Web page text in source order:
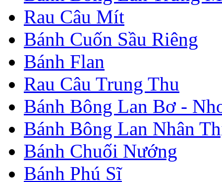
Rau Câu Mít
Bánh Cuốn Sầu Riêng
Bánh Flan
Rau Câu Trung Thu
Bánh Bông Lan Bơ -
Bánh Bông Lan Nhân
Bánh Chuối Nướng
Bánh Phú Sĩ